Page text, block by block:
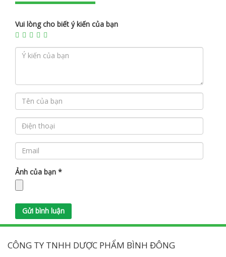
Vui lòng cho biết ý kiến của bạn
Ảnh của bạn *
CÔNG TY TNHH DƯỢC PHẨM BÌNH ĐÔNG